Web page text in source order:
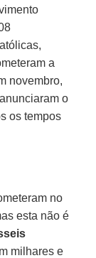
a
novembro,
o
os tempos
no
esta não é
milhares e